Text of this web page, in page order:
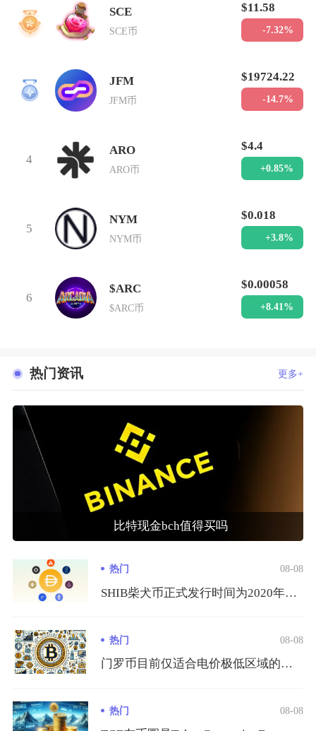
2
SCE
SCE币
$11.58
-7.32%
3
JFM
JFM币
$19724.22
-14.7%
4
ARO
ARO币
$4.4
+0.85%
5
NYM
NYM币
$0.018
+3.8%
6
$ARC
$ARC币
$0.00058
+8.41%
热门资讯 更多+
比特现金bch值得买吗
热门 08-08
SHIB柴犬币正式发行时间为2020年8月，由匿名开发者Ry...
热门 08-08
门罗币目前仅适合电价极低区域的规模化从业者或是长期囤币的硬件...
热门 08-08